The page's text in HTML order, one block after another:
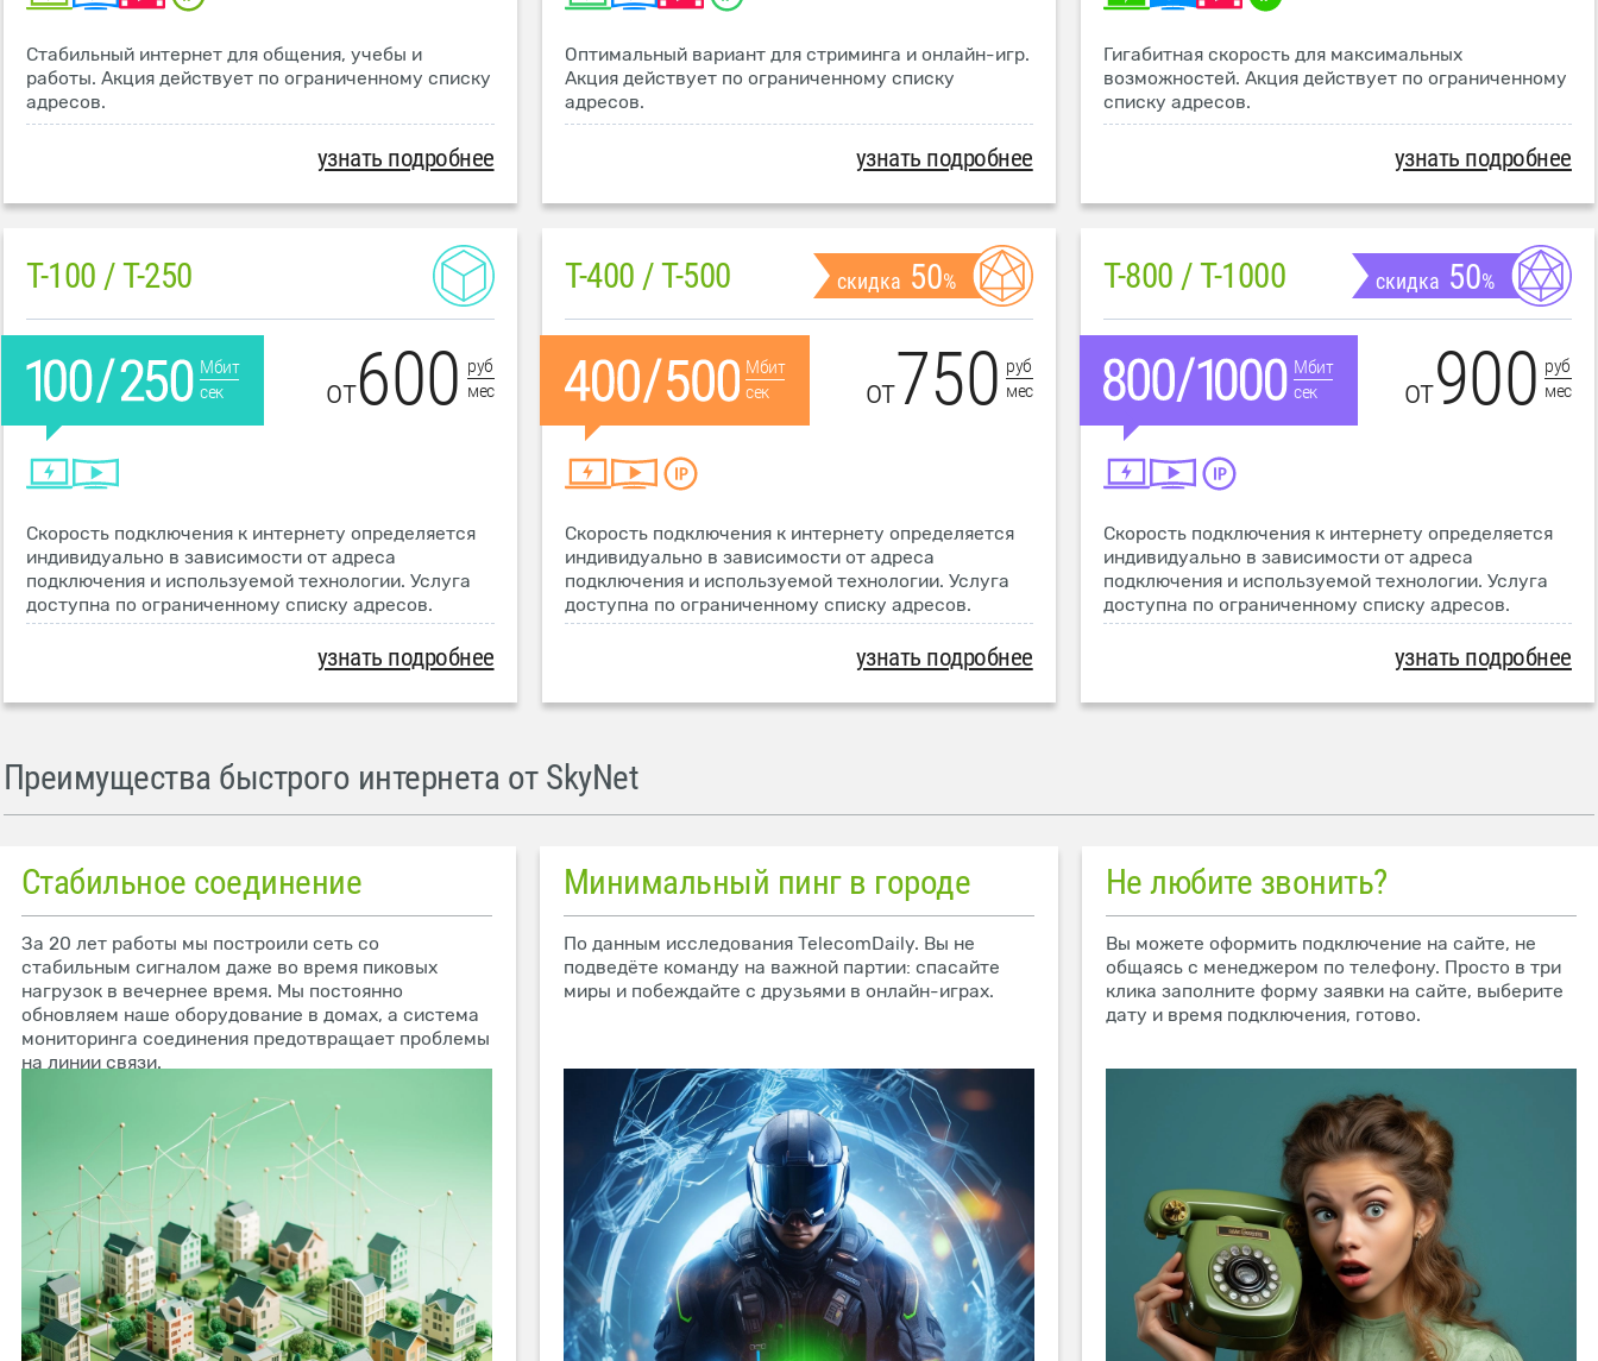
Стабильный интернет для общения, учебы и
работы. Акция действует по ограниченному списку
адресов.
узнать подробнее
Оптимальный вариант для стриминга и онлайн-игр.
Акция действует по ограниченному списку
адресов.
узнать подробнее
Гигабитная скорость для максимальных
возможностей. Акция действует по ограниченному
списку адресов.
узнать подробнее
T-100 / T-250
Мбит
сек
от600 руб
мес
Скорость подключения к интернету определяется
индивидуально в зависимости от адреса
подключения и используемой технологии. Услуга
доступна по ограниченному списку адресов.
узнать подробнее
T-400 / T-500 скидка 50%
Мбит
сек
от750 руб
мес
Скорость подключения к интернету определяется
индивидуально в зависимости от адреса
подключения и используемой технологии. Услуга
доступна по ограниченному списку адресов.
узнать подробнее
T-800 / T-1000 скидка 50%
Мбит
сек
от900 руб
мес
Скорость подключения к интернету определяется
индивидуально в зависимости от адреса
подключения и используемой технологии. Услуга
доступна по ограниченному списку адресов.
узнать подробнее
Преимущества быстрого интернета от SkyNet
Стабильное соединение
За 20 лет работы мы построили сеть со
стабильным сигналом даже во время пиковых
нагрузок в вечернее время. Мы постоянно
обновляем наше оборудование в домах, а система
мониторинга соединения предотвращает проблемы
на линии связи.
Минимальный пинг в городе
По данным исследования TelecomDaily. Вы не
подведёте команду на важной партии: спасайте
миры и побеждайте с друзьями в онлайн-играх.
Не любите звонить?
Вы можете оформить подключение на сайте, не
общаясь с менеджером по телефону. Просто в три
клика заполните форму заявки на сайте, выберите
дату и время подключения, готово.